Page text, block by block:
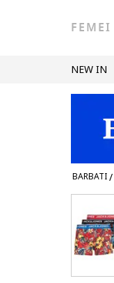
FEMEI
NEW IN
BARBATI/